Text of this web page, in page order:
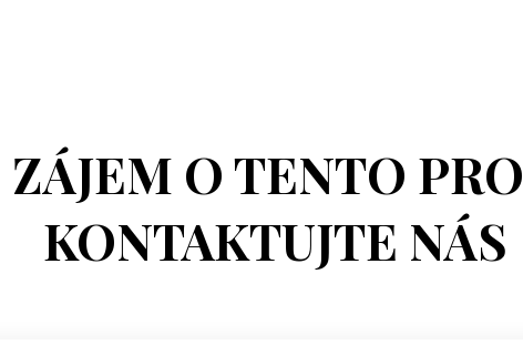
O TENTO
KONTAKTUJTE NÁS